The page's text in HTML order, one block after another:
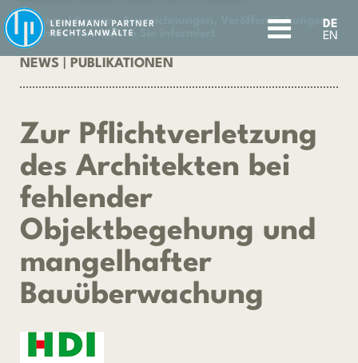
DE
EN
Pressemeldungen, Auszeichnungen, Veröffentlichungen,
Seminare - wir halten Sie informiert
NEWS PUBLIKATIONEN
Zur Pflichtverletzung
des Architekten bei
fehlender
Objektbegehung und
mangelhafter
Bauüberwachung